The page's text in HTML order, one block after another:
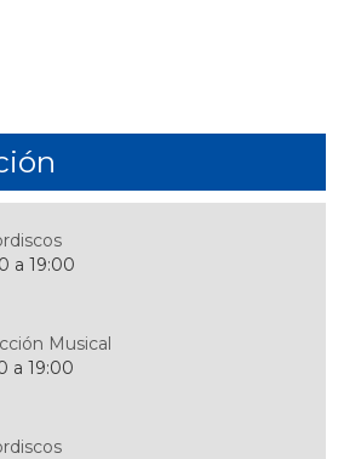
a 19:00
Musical
a 19:00